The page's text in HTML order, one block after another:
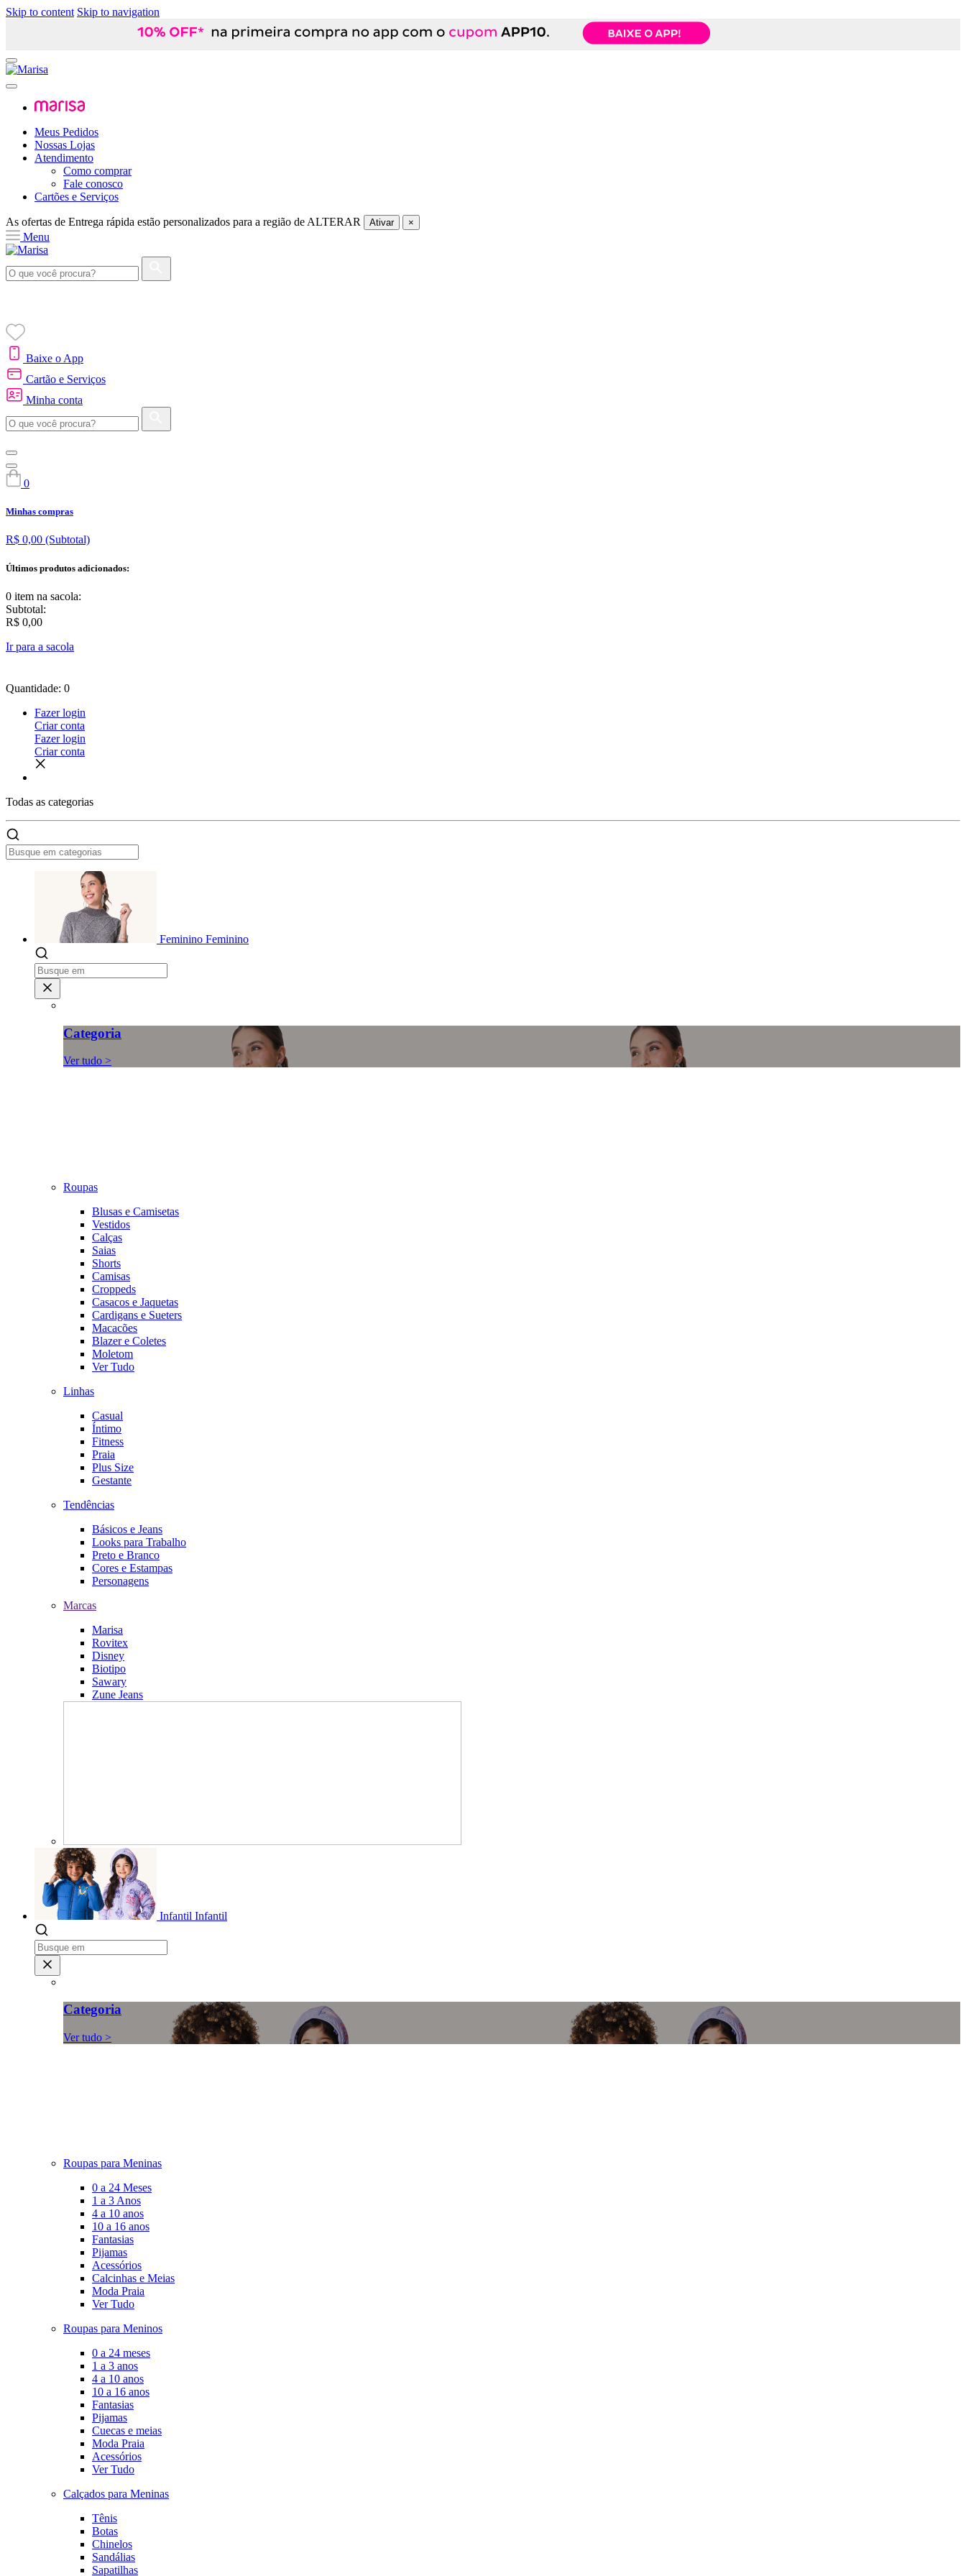
Skip to content Skip to navigation
Meus Pedidos
Nossas Lojas
Atendimento
Como comprar
Fale conosco
Cartões e Serviços
As ofertas de Entrega rápida estão personalizados para a região de ALTERAR Ativar ×
Menu
Baixe o App
Cartão e Serviços
Minha conta
0
Minhas compras
R$ 0,00 (Subtotal)
Últimos produtos adicionados:
0 item na sacola:
Subtotal:
R$ 0,00
Ir para a sacola
Quantidade: 0
Fazer login
Criar conta
Fazer login
Criar conta
Todas as categorias
Feminino Feminino
Categoria
Ver tudo >
Roupas
Blusas e Camisetas
Vestidos
Calças
Saias
Shorts
Camisas
Croppeds
Casacos e Jaquetas
Cardigans e Sueters
Macacões
Blazer e Coletes
Moletom
Ver Tudo
Linhas
Casual
Íntimo
Fitness
Praia
Plus Size
Gestante
Tendências
Básicos e Jeans
Looks para Trabalho
Preto e Branco
Cores e Estampas
Personagens
Marcas
Marisa
Rovitex
Disney
Biotipo
Sawary
Zune Jeans
Infantil Infantil
Categoria
Ver tudo >
Roupas para Meninas
0 a 24 Meses
1 a 3 Anos
4 a 10 anos
10 a 16 anos
Fantasias
Pijamas
Acessórios
Calcinhas e Meias
Moda Praia
Ver Tudo
Roupas para Meninos
0 a 24 meses
1 a 3 anos
4 a 10 anos
10 a 16 anos
Fantasias
Pijamas
Cuecas e meias
Moda Praia
Acessórios
Ver Tudo
Calçados para Meninas
Tênis
Botas
Chinelos
Sandálias
Sapatilhas